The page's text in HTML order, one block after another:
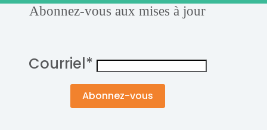
Abonnez-vous aux mises à jour
Courriel*